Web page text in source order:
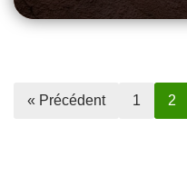
« Précédent 1 2